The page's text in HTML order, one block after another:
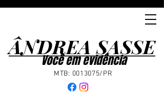
ÂNDREA SASSE
ÂNDREA SASSE
Você em evidência
MTB: 0013075/PR